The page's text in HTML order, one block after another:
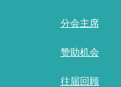
分会主席
赞助机会
往届回顾